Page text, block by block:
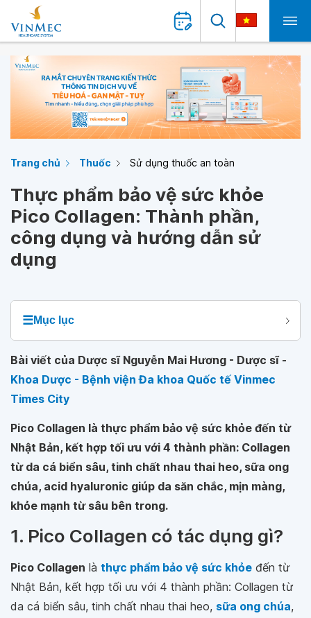
Trang chủ Thuốc Sử dụng thuốc an toàn
Thực phẩm bảo vệ sức khỏe
Pico Collagen: Thành phần,
công dụng và hướng dẫn sử
dụng
☰Mục lục
Bài viết của Dược sĩ Nguyễn Mai Hương - Dược sĩ -
Khoa Dược - Bệnh viện Đa khoa Quốc tế Vinmec
Times City
Pico Collagen là thực phẩm bảo vệ sức khỏe đến từ
Nhật Bản, kết hợp tối ưu với 4 thành phần: Collagen
từ da cá biển sâu, tinh chất nhau thai heo, sữa ong
chúa, acid hyaluronic giúp da săn chắc, mịn màng,
khỏe mạnh từ sâu bên trong.
1. Pico Collagen có tác dụng gì?
Pico Collagen là thực phẩm bảo vệ sức khỏe đến từ
Nhật Bản, kết hợp tối ưu với 4 thành phần: Collagen từ
da cá biển sâu, tinh chất nhau thai heo, sữa ong chúa,